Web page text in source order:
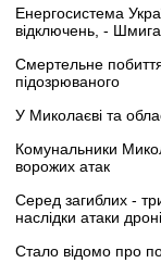
Енергосистема
відключень, -
Смертельне
підозрюваного
У Миколаєві та
Комунальники
ворожих атак
Серед загиблих -
наслідки атаки
Стало відомо про